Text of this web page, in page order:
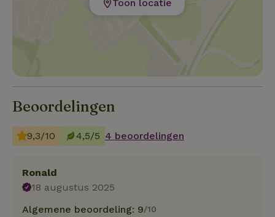
Toon locatie
Beoordelingen
9,3/10 4,5/5 4 beoordelingen
Ronald
18 augustus 2025
Algemene beoordeling: 9/10